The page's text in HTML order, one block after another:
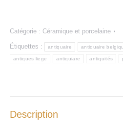
Catégorie : Céramique et porcelaine
Étiquettes : antiquaire antiquaire
antiques liege antiquiare antiquités
Description